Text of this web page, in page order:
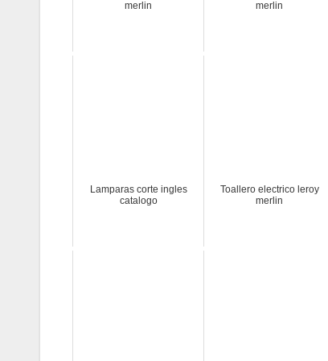
merlin
merlin
Lamparas corte ingles
catalogo
Toallero electrico leroy
merlin